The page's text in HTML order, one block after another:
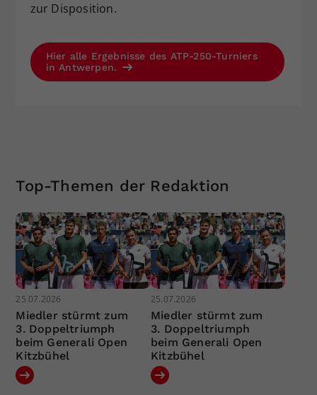
zur Disposition.
Hier alle Ergebnisse des ATP-250-Turniers
in Antwerpen.
Top-Themen der Redaktion
25.07.2026
Miedler stürmt zum
3. Doppeltriumph
beim Generali Open
Kitzbühel
25.07.2026
Miedler stürmt zum
3. Doppeltriumph
beim Generali Open
Kitzbühel